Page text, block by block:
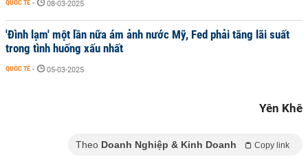
QUỐC TẾ - 08-03-2025
'Đình lạm' một lần nữa ám ảnh nước Mỹ, Fed phải tăng lãi suất
trong tình huống xấu nhất
QUỐC TẾ - 05-03-2025
Yên Khê
Theo Doanh Nghiệp & Kinh Doanh Copy link